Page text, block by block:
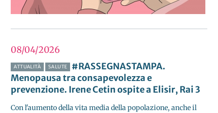
08/042026
ATTUALITÀ SALUTE
#RASSEGNASTAMPA.
Menopausa tra consapevolezza e
prevenzione. Irene Cetin ospite a Elisir, Rai 3
Con l'aumento della vita media della popolazione, anche il